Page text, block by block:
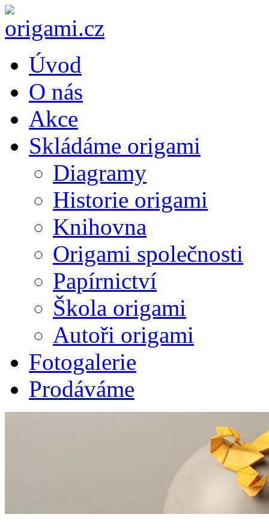
Úvod
O nás
Akce
Skládáme origami
Diagramy
Historie origami
Knihovna
Origami společnosti
Papírnictví
Škola origami
Autoři origami
Fotogalerie
Prodáváme